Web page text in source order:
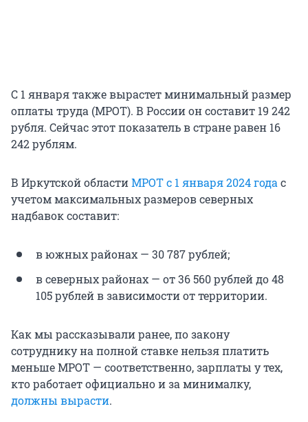
С 1 января также вырастет минимальный размер
оплаты труда (МРОТ). В России он составит 19 242
рубля. Сейчас этот показатель в стране равен 16
242 рублям.
В Иркутской областиМРОТ с 1 января 2024 годас
учетом максимальных размеров северных
надбавок составит:
в южных районах — 30 787 рублей;
в северных районах — от 36 560 рублей до 48
105 рублей в зависимости от территории.
Как мы рассказывали ранее, по закону
сотруднику на полной ставке нельзя платить
меньше МРОТ — соответственно, зарплаты у тех,
кто работает официально и за минималку,
должны вырасти.